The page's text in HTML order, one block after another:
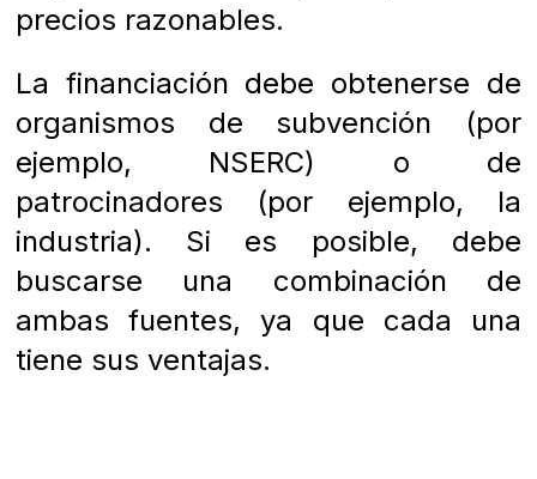
precios razonables.
La financiación debe obtenerse de
organismos de subvención (por
ejemplo, NSERC) o de
patrocinadores (por ejemplo, la
industria). Si es posible, debe
buscarse una combinación de
ambas fuentes, ya que cada una
tiene sus ventajas.